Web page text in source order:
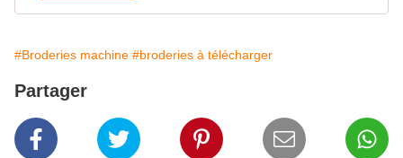
#Broderies machine #broderies à télécharger
Partager